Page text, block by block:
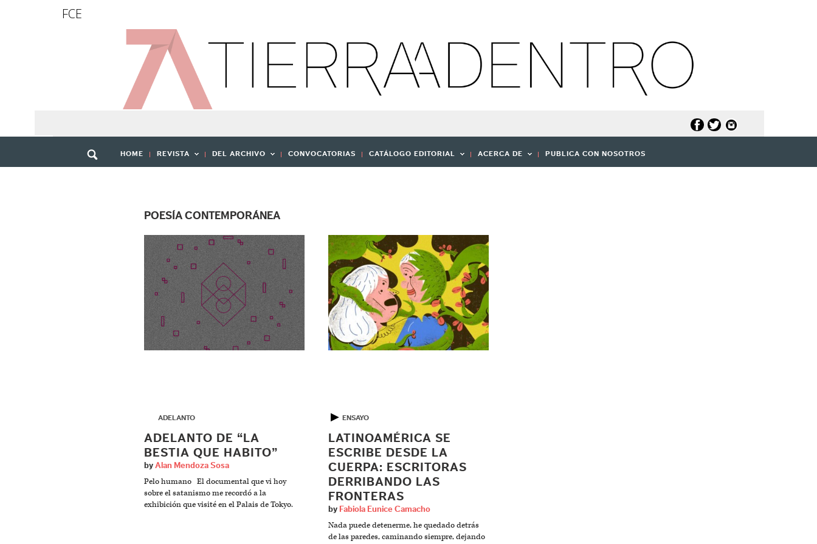
FCE
HOME REVISTA DEL ARCHIVO CONVOCATORIAS CATÁLOGO EDITORIAL ACERCA DE PUBLICA CON NOSOTROS
POESÍA CONTEMPORÁNEA
ADELANTO
ADELANTO DE “LA
BESTIA QUE HABITO”
by Alan Mendoza Sosa
Pelo humano El documental que vi hoy
sobre el satanismo me recordó a la
exhibición que visité en el Palais de Tokyo.
▶ ENSAYO
LATINOAMÉRICA SE
ESCRIBE DESDE LA
CUERPA: ESCRITORAS
DERRIBANDO LAS
FRONTERAS
by Fabiola Eunice Camacho
Nada puede detenerme, he quedado detrás
de las paredes, caminando siempre, dejando